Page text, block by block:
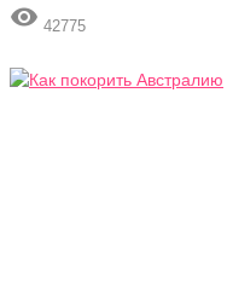
 42775